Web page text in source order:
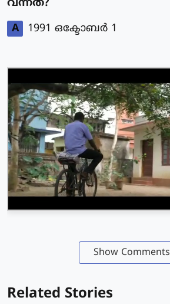
വന്നത്?
A
1991 ഒക്ടോബർ 1
Show Comments
Related Stories